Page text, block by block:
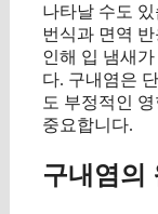
나타날 수도
번식과 면역
인해 입 냄새
다. 구내염은
도 부정적인
중요합니다.
구내염의